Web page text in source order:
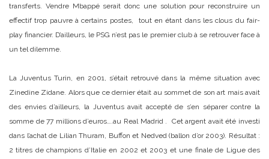
transferts. Vendre Mbappé serait donc une solution pour reconstruire un
effectif trop pauvre à certains postes, tout en étant dans les clous du fair-
play financier. D’ailleurs, le PSG n’est pas le premier club à se retrouver face à
un tel dilemme.
La Juventus Turin, en 2001, s’était retrouvé dans la même situation avec
Zinedine Zidane. Alors que ce dernier était au sommet de son art mais avait
des envies d’ailleurs, la Juventus avait accepté de s’en séparer contre la
somme de 77 millions d’euros….au Real Madrid . Cet argent avait été investi
dans l’achat de Lilian Thuram, Buffon et Nedved (ballon d’or 2003). Résultat :
2 titres de champions d’Italie en 2002 et 2003 et une finale de Ligue des